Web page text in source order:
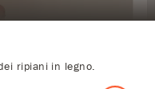
ripiani in legno.